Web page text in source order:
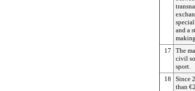
and a
17
The
civil
sport.
18
Since
than